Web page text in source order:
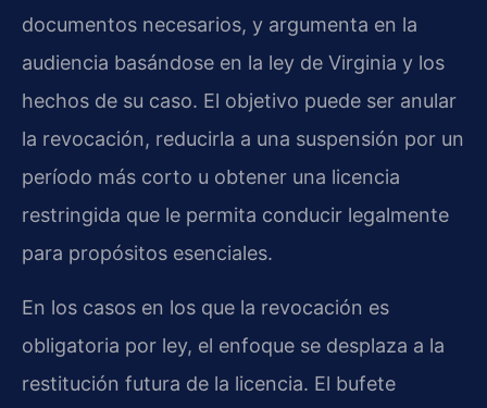
documentos necesarios, y argumenta en la
audiencia basándose en la ley de Virginia y los
hechos de su caso. El objetivo puede ser anular
la revocación, reducirla a una suspensión por un
período más corto u obtener una licencia
restringida que le permita conducir legalmente
para propósitos esenciales.
En los casos en los que la revocación es
obligatoria por ley, el enfoque se desplaza a la
restitución futura de la licencia. El bufete